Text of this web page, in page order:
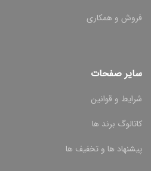
فروش و همکاری
سایر صفحات
شرایط و قوانین
کاتالوگ برند ها
پیشنهاد ها و تخفیف ها